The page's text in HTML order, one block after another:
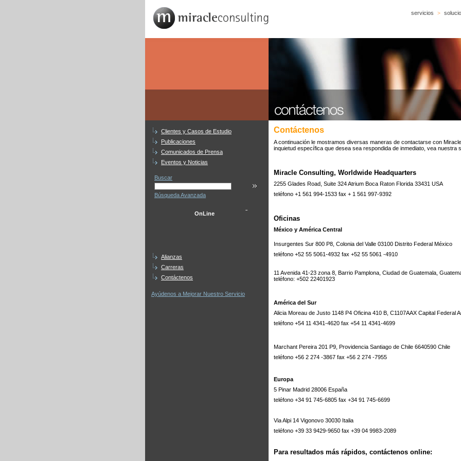
servicios >
Clientes y Casos de Estudio
Publicaciones
Comunicados de Prensa
Eventos y Noticias
Buscar
Búsqueda Avanzada
OnLine
Alianzas
Carreras
Contáctenos
Ayúdenos a Mejorar Nuestro Servicio
Contáctenos
A continuación le mostramos diversas maneras de contactarse con
inquietud específica que desea sea respondida de inmediato, vea nuestra
Miracle Consulting, Worldwide Headquarters
2255 Glades Road, Suite 324 Atrium Boca Raton Florida 33431 USA
teléfono +1 561 994-1533 fax + 1 561 997-9392
Oficinas
México y América Central
Insurgentes Sur 800 P8, Colonia del Valle 03100 Distrito Federal México
teléfono +52 55 5061-4932 fax +52 55 5061 -4910
11 Avenida 41-23 zona 8, Barrio Pamplona, Ciudad de Guatemala,
teléfono: +502 22401923
América del Sur
Alicia Moreau de Justo 1148 P4 Oficina 410 B, C1107AAX Capital Federal
teléfono +54 11 4341-4620 fax +54 11 4341-4699
Marchant Pereira 201 P9, Providencia Santiago de Chile 6640590 Chile
teléfono +56 2 274 -3867 fax +56 2 274 -7955
Europa
5 Pinar Madrid 28006 España
teléfono +34 91 745-6805 fax +34 91 745-6699
Via Alpi 14 Vigonovo 30030 Italia
teléfono +39 33 9429-9650 fax +39 04 9983-2089
Para resultados más rápidos, contáctenos online: